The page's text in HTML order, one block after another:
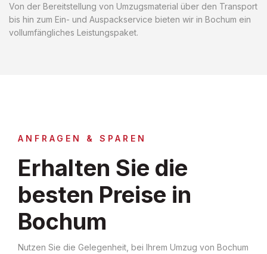
Von der Bereitstellung von Umzugsmaterial über den Transport
bis hin zum Ein- und Auspackservice bieten wir in Bochum ein
vollumfängliches Leistungspaket.
ANFRAGEN & SPAREN
Erhalten Sie die
besten Preise in
Bochum
Nutzen Sie die Gelegenheit, bei Ihrem Umzug von Bochum